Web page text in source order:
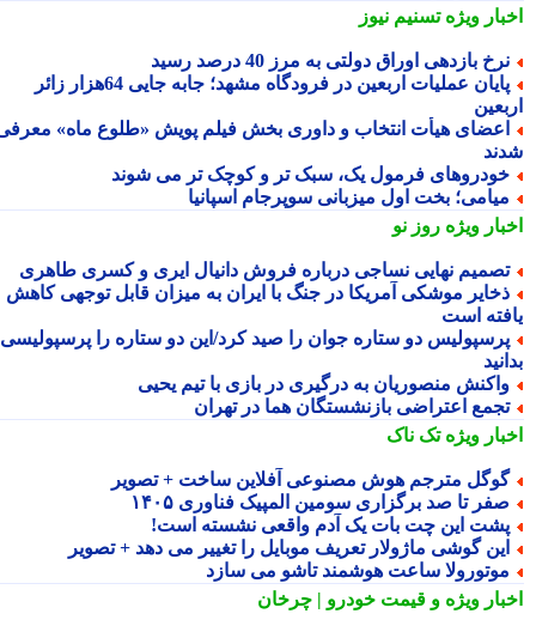
ویژهتسنیم نیوز
بازدهی اوراق دولتی به مرز 40 درصد رسید
پایان عملیات اربعین در فرودگاه مشهد؛ جابه جایی 64هزار زائر
هیأت انتخاب و داوری بخش فیلم پویش «طلوع ماه» معرفی
فرمول یک، سبک تر و کوچک تر می شوند
بخت اول میزبانی سوپرجام اسپانیا
ویژهروز نو
نهایی نساجی درباره فروش دانیال ایری و کسری طاهری
موشکی آمریکا در جنگ با ایران به میزان قابل توجهی کاهش
است
دو ستاره جوان را صید کرد/این دو ستاره را پرسپولیسی
منصوریان به درگیری در بازی با تیم یحیی
اعتراضی بازنشستگان هما در تهران
ویژهتک ناک
مترجم هوش مصنوعی آفلاین ساخت + تصویر
تا صد برگزاری سومین المپیک فناوری ۱۴۰۵
این چت بات یک آدم واقعی نشسته است!
گوشی ماژولار تعریف موبایل را تغییر می دهد + تصویر
ساعت هوشمند تاشو می سازد
ویژهو قیمت خودرو | چرخان